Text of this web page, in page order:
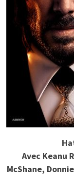
Avec Keanu
McShane,